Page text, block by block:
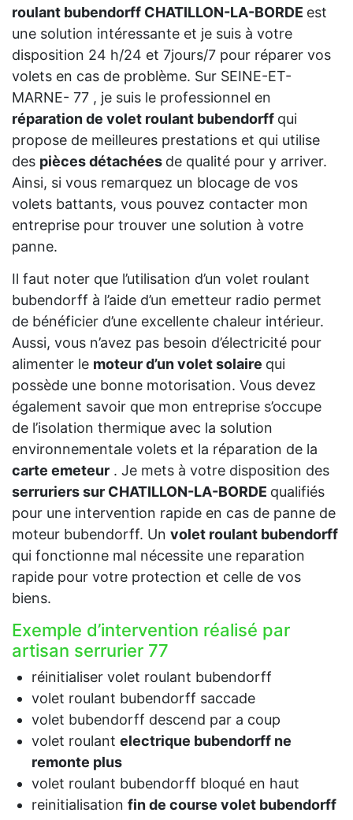
roulant bubendorff CHATILLON-LA-BORDE est
une solution intéressante et je suis à votre
disposition 24 h/24 et 7jours/7 pour réparer vos
volets en cas de problème. Sur SEINE-ET-
MARNE- 77 , je suis le professionnel en
réparation de volet roulant bubendorff qui
propose de meilleures prestations et qui utilise
des pièces détachées de qualité pour y arriver.
Ainsi, si vous remarquez un blocage de vos
volets battants, vous pouvez contacter mon
entreprise pour trouver une solution à votre
panne.
Il faut noter que l’utilisation d’un volet roulant
bubendorff à l’aide d’un emetteur radio permet
de bénéficier d’une excellente chaleur intérieur.
Aussi, vous n’avez pas besoin d’électricité pour
alimenter le moteur d’un volet solaire qui
possède une bonne motorisation. Vous devez
également savoir que mon entreprise s’occupe
de l’isolation thermique avec la solution
environnementale volets et la réparation de la
carte emeteur . Je mets à votre disposition des
serruriers sur CHATILLON-LA-BORDE qualifiés
pour une intervention rapide en cas de panne de
moteur bubendorff. Un volet roulant bubendorff
qui fonctionne mal nécessite une reparation
rapide pour votre protection et celle de vos
biens.
Exemple d’intervention réalisé par
artisan serrurier 77
réinitialiser volet roulant bubendorff
volet roulant bubendorff saccade
volet bubendorff descend par a coup
volet roulant electrique bubendorff ne
remonte plus
volet roulant bubendorff bloqué en haut
reinitialisation fin de course volet bubendorff